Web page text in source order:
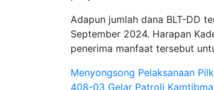
Adapun jumlah dana BLT-DD
September 2024. Harapan
penerima manfaat tersebut
Navigasi
Menyongsong Pelaksanaan
408-03 Gelar Patroli